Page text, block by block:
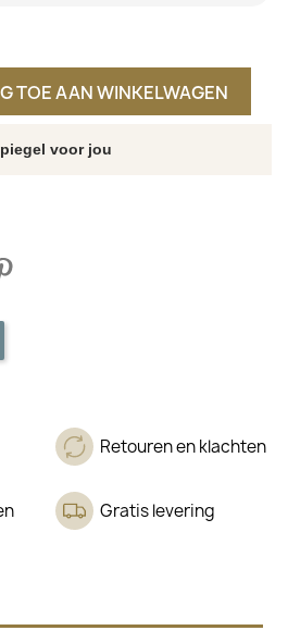
TOE AAN WINKELWAGEN
voor jou
Retouren en klachten
Gratis levering